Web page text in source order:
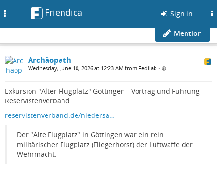
Friendica Sign in
Mention
Archäopath
Wednesday, June 10, 2026 at 12:23 AM from Fedilab •
Exkursion "Alter Flugplatz" Göttingen - Vortrag und Führung -
Reservistenverband
reservistenverband.de/niedersa…
Der "Alte Flugplatz" in Göttingen war ein rein
militärischer Flugplatz (Fliegerhorst) der Luftwaffe der
Wehrmacht.